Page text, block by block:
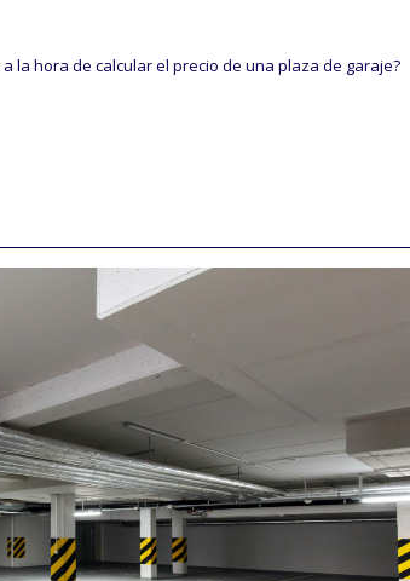
la hora de calcular el precio de una plaza de garaje?